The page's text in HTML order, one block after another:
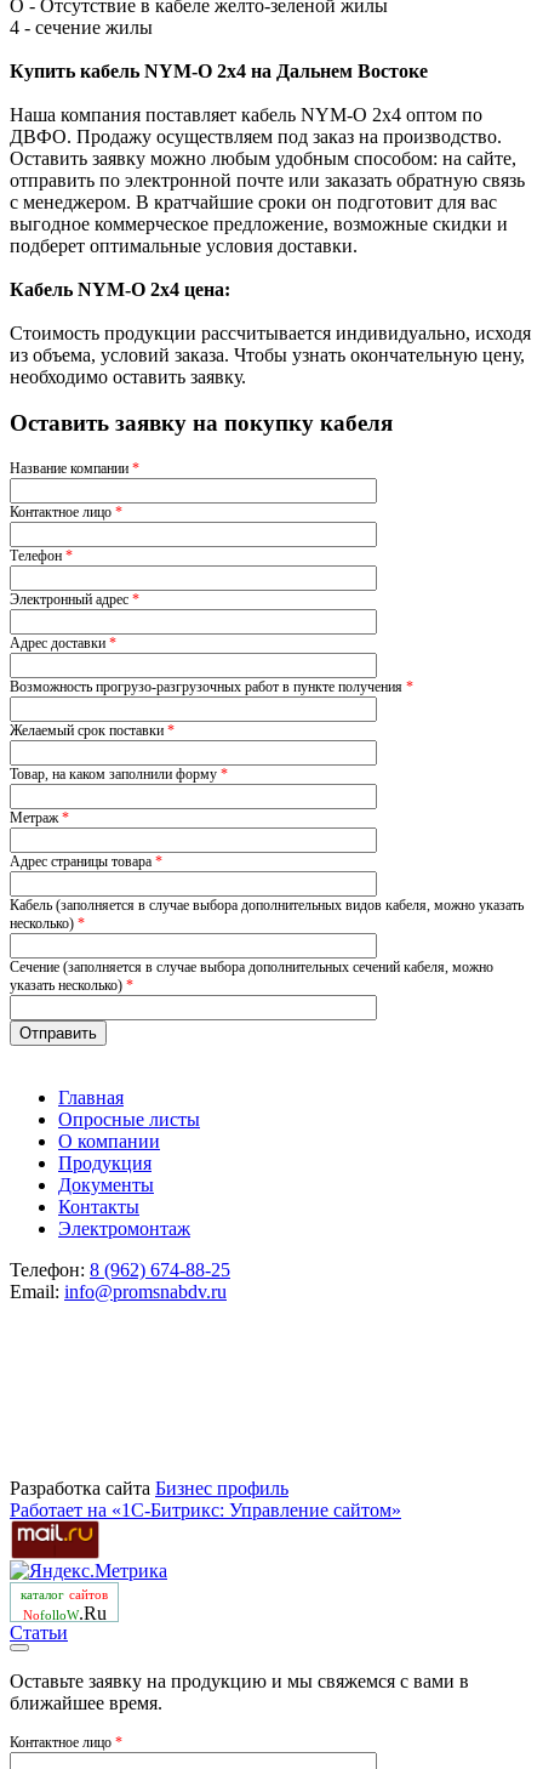
О - Отсутствие в кабеле желто-зеленой жилы
4 - сечение жилы
Купить кабель NYM-O 2х4 на Дальнем Востоке
Наша компания поставляет кабель NYM-O 2х4 оптом по
ДВФО. Продажу осуществляем под заказ на производство.
Оставить заявку можно любым удобным способом: на сайте,
отправить по электронной почте или заказать обратную связь
с менеджером. В кратчайшие сроки он подготовит для вас
выгодное коммерческое предложение, возможные скидки и
подберет оптимальные условия доставки.
Кабель NYM-O 2х4 цена:
Стоимость продукции рассчитывается индивидуально, исходя
из объема, условий заказа. Чтобы узнать окончательную цену,
необходимо оставить заявку.
Оставить заявку на покупку кабеля
Название компании *
Контактное лицо *
Телефон *
Электронный адрес *
Адрес доставки *
Возможность прогрузо-разгрузочных работ в пункте получения *
Желаемый срок поставки *
Товар, на каком заполнили форму *
Метраж*
Адрес страницы товара *
Кабель (заполняется в случае выбора дополнительных видов кабеля, можно указать
несколько) *
Сечение (заполняется в случае выбора дополнительных сечений кабеля, можно
указать несколько) *
Главная
Опросные листы
О компании
Продукция
Документы
Контакты
Электромонтаж
Телефон: 8 (962) 674-88-25
Email: info@promsnabdv.ru
Разработка сайта Бизнеc профиль
Работает на «1С-Битрикс: Управление сайтом»
каталог сайтов
NofolloW.Ru
Статьи
Оставьте заявку на продукцию и мы свяжемся с вами в
ближайшее время.
Контактное лицо *